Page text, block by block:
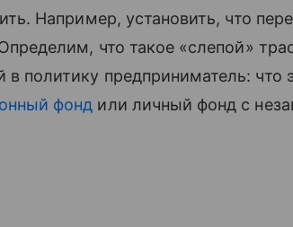
Например, установить, что
что такое «слепой»
политику предприниматель: что
фонд или личный фонд с